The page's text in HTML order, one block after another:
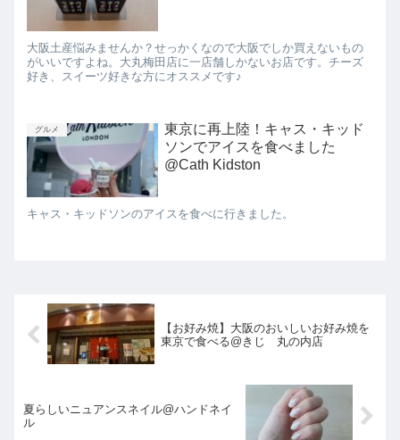
大阪土産悩みませんか？せっかくなので大阪でしか買えないもの
がいいですよね。大丸梅田店に一店舗しかないお店です。チーズ
好き、スイーツ好きな方にオススメです♪
グルメ
東京に再上陸！キャス・キッド
ソンでアイスを食べました
@Cath Kidston
キャス・キッドソンのアイスを食べに行きました。
【お好み焼】大阪のおいしいお好み焼を
東京で食べる@きじ 丸の内店
夏らしいニュアンスネイル@ハンドネイ
ル